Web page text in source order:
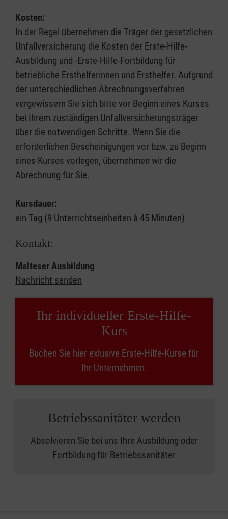
Kosten:
In der Regel übernehmen die Träger der gesetzlichen
Unfallversicherung die Kosten der Erste-Hilfe-
Ausbildung und -Erste-Hilfe-Fortbildung für
betriebliche Ersthelferinnen und Ersthelfer. Aufgrund
der unterschiedlichen Abrechnungsverfahren
vergewissern Sie sich bitte vor Beginn eines Kurses
bei Ihrem zuständigen Unfallversicherungsträger
über die notwendigen Schritte. Wenn Sie die
erforderlichen Bescheinigungen vor bzw. zu Beginn
eines Kurses vorlegen, übernehmen wir die
Abrechnung für Sie.
Kursdauer:
ein Tag (9 Unterrichtseinheiten à 45 Minuten)
Kontakt:
Malteser Ausbildung
Nachricht senden
Ihr individueller Erste-Hilfe-
Kurs
Buchen Sie hier exlusive Erste-Hilfe-Kurse für
Ihr Unternehmen.
Betriebssanitäter werden
Absolvieren Sie bei uns Ihre Ausbildung oder
Fortbildung für Betriebssanitäter